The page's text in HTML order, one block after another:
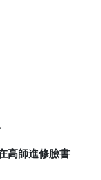
高師進修臉書